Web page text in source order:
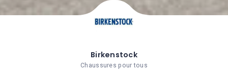
Birkenstock
Chaussures pour tous